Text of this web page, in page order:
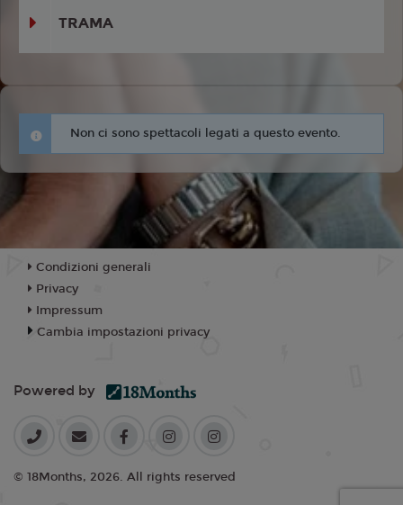
TRAMA
Non ci sono spettacoli legati a questo evento.
Condizioni generali
Privacy
Impressum
Cambia impostazioni privacy
Powered by
© 18Months, 2026. All rights reserved